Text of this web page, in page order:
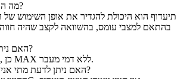
מה הכוונה לתיעדוף בגלישה?
תיעדוף הוא היכולת להגדיר את אופן השימוש
בהתאם למצבי עומס, בהשוואה לקצב שהיה
האם ניתן לעבור בין המסלולים?
כן , ניתן לעבור בין מסלולי MAX ללא דמי מעבר.
האם ניתן לדעת מתי אני מקבל עדיפות בגלישה?